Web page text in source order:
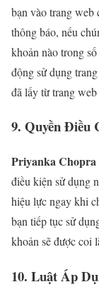
bạn vào trang web
thông báo, nếu
khoản nào trong
động sử dụng
đã lấy từ trang
9. Quyền Điều
Priyanka Chopra
điều kiện sử dụng
hiệu lực ngay khi
bạn tiếp tục sử
khoản sẽ được coi
10. Luật Áp